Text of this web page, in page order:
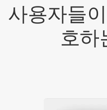
사용자들
호하